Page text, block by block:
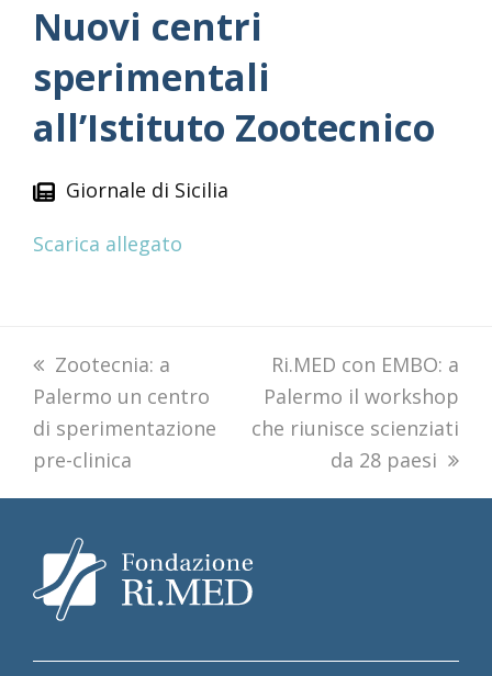
Nuovi centri
sperimentali
all’Istituto Zootecnico
Giornale di Sicilia
Scarica allegato
previous
post:
Zootecnia: a
Palermo un centro
di sperimentazione
pre-clinica
next
post:
Ri.MED con EMBO: a
Palermo il workshop
che riunisce scienziati
da 28 paesi